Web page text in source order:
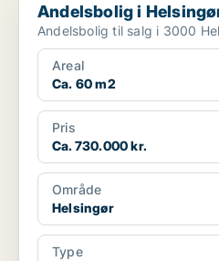
Andelsbolig i
Areal
Ca. 60 m2
Pris
Ca. 730.000 kr.
Område
Helsingør
Type